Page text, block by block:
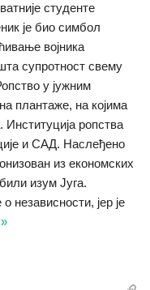
студенте
је био симбол
војника
супротност свему
у јужним
плантаже, на којима
ропства
и САД. Наслеђено
из економских
изум Југа.
независности, јер је